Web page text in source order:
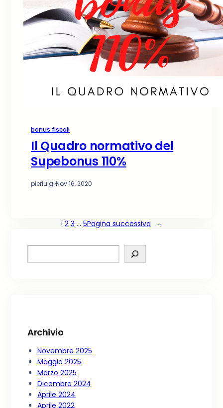
bonus fiscali
Il Quadro normativo del
Supebonus 110%
pierluigi·Nov 16, 2020
1 2 3 … 5Pagina successiva →
e
Archivio
Novembre 2025
Maggio 2025
Marzo 2025
Dicembre 2024
Aprile 2024
Aprile 2022